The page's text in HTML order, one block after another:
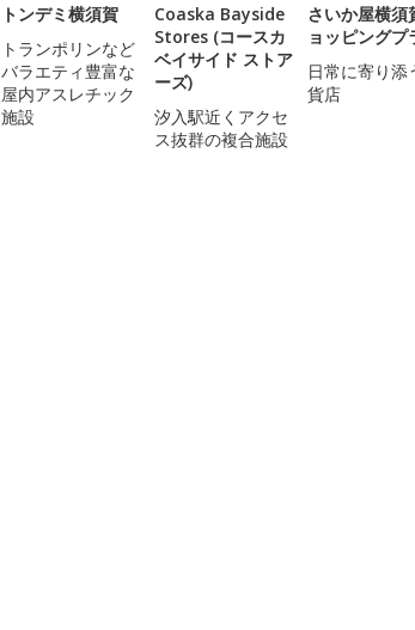
トンデミ横須賀
トランポリンなど
バラエティ豊富な
屋内アスレチック
施設
Coaska Bayside
Stores (コースカ
ベイサイド ストア
ーズ)
汐入駅近くアクセ
ス抜群の複合施設
さいか屋横須
ョッピングプ
日常に寄り添
貨店